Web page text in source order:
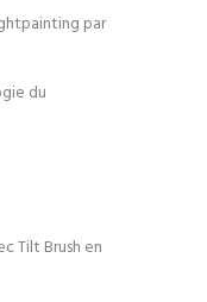
par
du
Tilt Brush en